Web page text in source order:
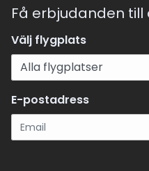
Få erbjudanden till
Välj flygplats
E-postadress